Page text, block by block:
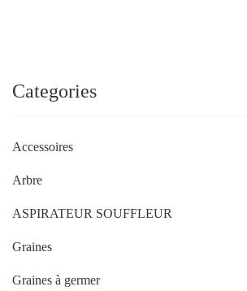
Categories
Accessoires
Arbre
ASPIRATEUR SOUFFLEUR
Graines
Graines à germer